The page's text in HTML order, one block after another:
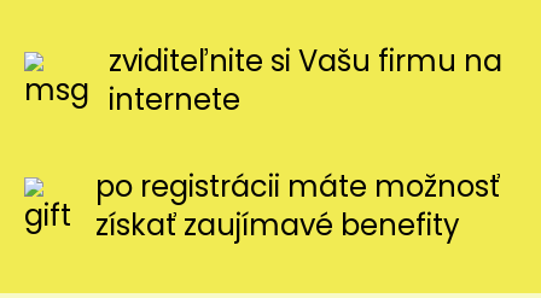
zviditeľnite si Vašu firmu na
internete
po registrácii máte možnosť
získať zaujímavé benefity